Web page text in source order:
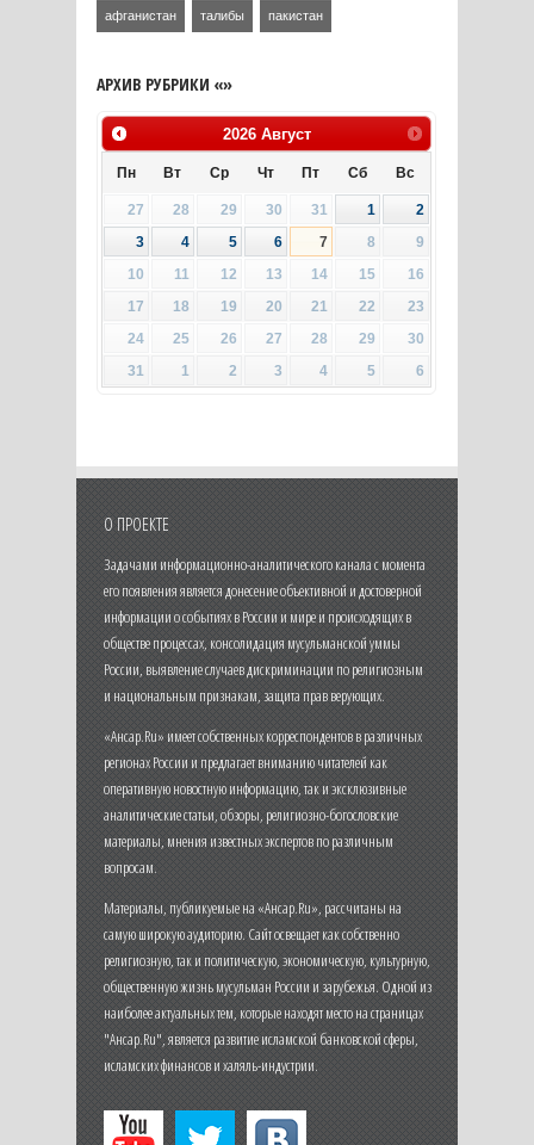
афганистан талибы пакистан
АРХИВ РУБРИКИ «»
2026 Август
Пн Вт Ср Чт Пт Сб Вс
27 28 29 30 31 1
2
3
4 5 6 7 8
9
10
11 12 13 14 15
16
17
18 19 20 21 22
23
24
25 26 27 28 29
30
31
1 2 3 4 5 6
О ПРОЕКТЕ
Задачами информационно-аналитического канала с момента
его появления является донесение объективной и достоверной
информации о событиях в России и мире и происходящих в
обществе процессах, консолидация мусульманской уммы
России, выявление случаев дискриминации по религиозным
и национальным признакам, защита прав верующих.
«Ансар.Ru» имеет собственных корреспондентов в различных
регионах России и предлагает вниманию читателей как
оперативную новостную информацию, так и эксклюзивные
аналитические статьи, обзоры, религиозно-богословские
материалы, мнения известных экспертов по различным
вопросам.
Материалы, публикуемые на «Ансар.Ru», рассчитаны на
самую широкую аудиторию. Сайт освещает как собственно
религиозную, так и политическую, экономическую, культурную,
общественную жизнь мусульман России и зарубежья. Одной из
наиболее актуальных тем, которые находят место на страницах
"Ансар.Ru", является развитие исламской банковской сферы,
исламских финансов и халяль-индустрии.